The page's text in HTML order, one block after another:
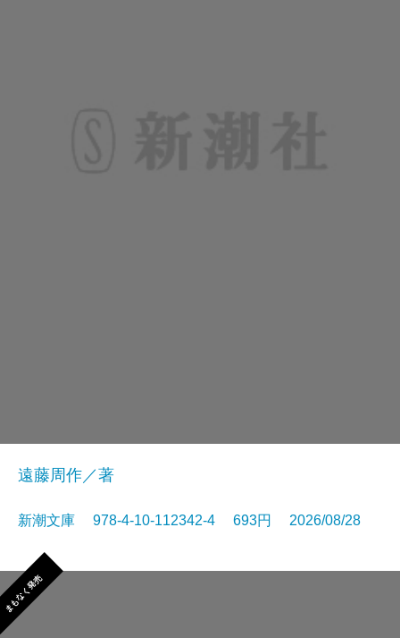
遠藤周作／著
新潮文庫 978-4-10-112342-4 693円 2026/08/28
まもなく発売